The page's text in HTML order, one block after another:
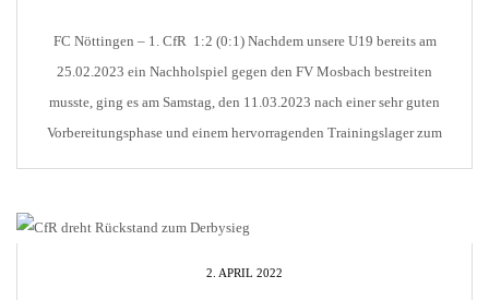
FC Nöttingen – 1. CfR 1:2 (0:1) Nachdem unsere U19 bereits am
25.02.2023 ein Nachholspiel gegen den FV Mosbach bestreiten
musste, ging es am Samstag, den 11.03.2023 nach einer sehr guten
Vorbereitungsphase und einem hervorragenden Trainingslager zum
2. APRIL 2022